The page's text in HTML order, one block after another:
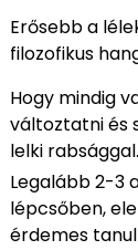
Erősebb a
filozofikus
Hogy mindig
változtatni és
lelki rabsággal.
Legalább 2-3
lépcsőben,
érdemes